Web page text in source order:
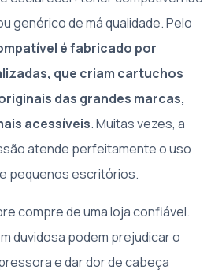
genérico de má qualidade. Pelo
é fabricado por
que criam cartuchos
das grandes marcas,
acessíveis. Muitas vezes, a
atende perfeitamente o uso
pequenos escritórios.
compre de uma loja confiável.
duvidosa podem prejudicar o
e dar dor de cabeça